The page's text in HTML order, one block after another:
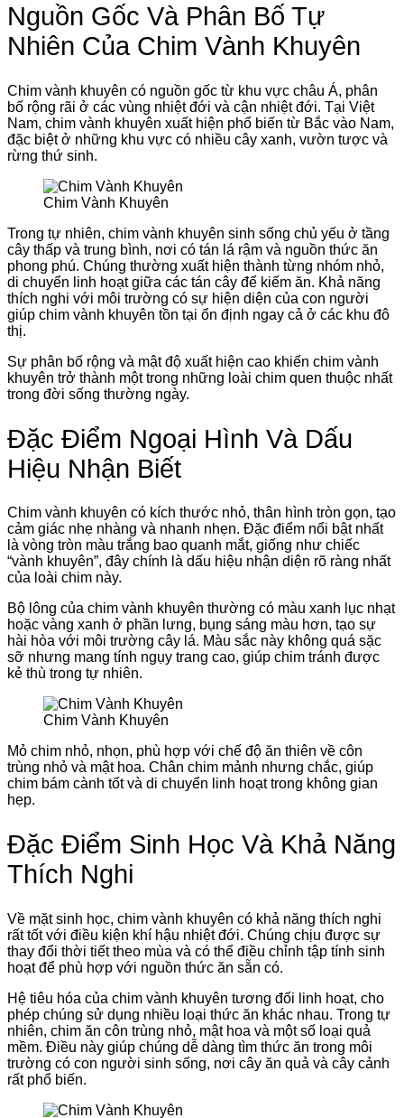
Nguồn Gốc Và Phân Bố Tự
Nhiên Của Chim Vành Khuyên
Chim vành khuyên có nguồn gốc từ khu vực châu Á, phân
bố rộng rãi ở các vùng nhiệt đới và cận nhiệt đới. Tại Việt
Nam, chim vành khuyên xuất hiện phổ biến từ Bắc vào Nam,
đặc biệt ở những khu vực có nhiều cây xanh, vườn tược và
rừng thứ sinh.
Chim Vành Khuyên
Trong tự nhiên, chim vành khuyên sinh sống chủ yếu ở tầng
cây thấp và trung bình, nơi có tán lá rậm và nguồn thức ăn
phong phú. Chúng thường xuất hiện thành từng nhóm nhỏ,
di chuyển linh hoạt giữa các tán cây để kiếm ăn. Khả năng
thích nghi với môi trường có sự hiện diện của con người
giúp chim vành khuyên tồn tại ổn định ngay cả ở các khu đô
thị.
Sự phân bố rộng và mật độ xuất hiện cao khiến chim vành
khuyên trở thành một trong những loài chim quen thuộc nhất
trong đời sống thường ngày.
Đặc Điểm Ngoại Hình Và Dấu
Hiệu Nhận Biết
Chim vành khuyên có kích thước nhỏ, thân hình tròn gọn, tạo
cảm giác nhẹ nhàng và nhanh nhẹn. Đặc điểm nổi bật nhất
là vòng tròn màu trắng bao quanh mắt, giống như chiếc
“vành khuyên”, đây chính là dấu hiệu nhận diện rõ ràng nhất
của loài chim này.
Bộ lông của chim vành khuyên thường có màu xanh lục nhạt
hoặc vàng xanh ở phần lưng, bụng sáng màu hơn, tạo sự
hài hòa với môi trường cây lá. Màu sắc này không quá sặc
sỡ nhưng mang tính ngụy trang cao, giúp chim tránh được
kẻ thù trong tự nhiên.
Chim Vành Khuyên
Mỏ chim nhỏ, nhọn, phù hợp với chế độ ăn thiên về côn
trùng nhỏ và mật hoa. Chân chim mảnh nhưng chắc, giúp
chim bám cành tốt và di chuyển linh hoạt trong không gian
hẹp.
Đặc Điểm Sinh Học Và Khả Năng
Thích Nghi
Về mặt sinh học, chim vành khuyên có khả năng thích nghi
rất tốt với điều kiện khí hậu nhiệt đới. Chúng chịu được sự
thay đổi thời tiết theo mùa và có thể điều chỉnh tập tính sinh
hoạt để phù hợp với nguồn thức ăn sẵn có.
Hệ tiêu hóa của chim vành khuyên tương đối linh hoạt, cho
phép chúng sử dụng nhiều loại thức ăn khác nhau. Trong tự
nhiên, chim ăn côn trùng nhỏ, mật hoa và một số loại quả
mềm. Điều này giúp chúng dễ dàng tìm thức ăn trong môi
trường có con người sinh sống, nơi cây ăn quả và cây cảnh
rất phổ biến.